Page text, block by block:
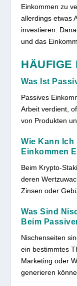
Einkommen zu
allerdings etwas
investieren.
und das
HÄUFIGE
Was Ist
Passives
Arbeit verdient,
von Produkten
Wie Kann
Einkommen
Beim Krypto-
deren
Zinsen oder
Was Sind
Beim
Nischenseiten
ein bestimmtes
Marketing oder
generieren